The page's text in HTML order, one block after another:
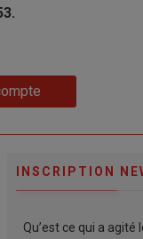
INSCRIPTION
Qu’est ce qui a